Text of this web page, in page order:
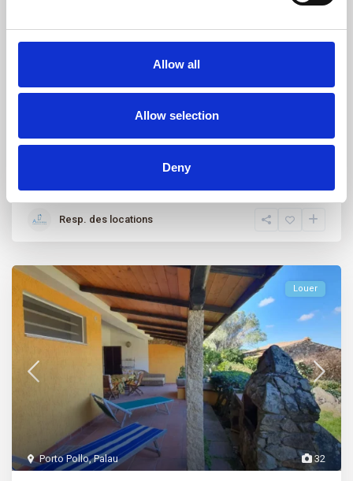
Allow all
Allow selection
Deny
Casa Martines – Porto Pollo appartement de deux pièces au rez-
Resp. des locations
32
Porto Pollo,Palau
Louer